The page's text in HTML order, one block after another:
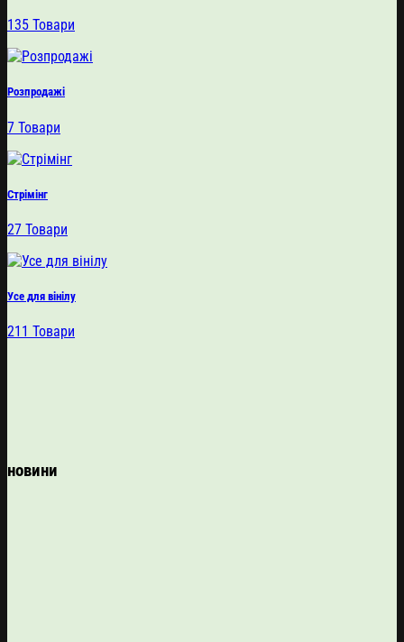
135 Товари
Розпродажі
7 Товари
Стрімінг
27 Товари
Усе для вінілу
211 Товари
новини